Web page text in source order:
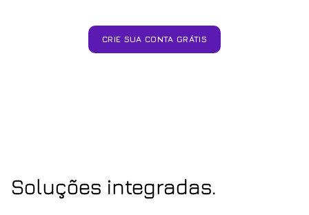
CRIE SUA CONTA GRÁTIS
Soluções integradas.